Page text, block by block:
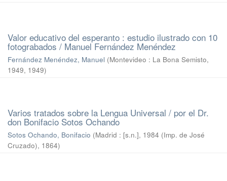
Valor educativo del esperanto : estudio ilustrado con 10
fotograbados / Manuel Fernández Menéndez
Fernández Menéndez, Manuel (Montevideo : La Bona Semisto,
1949, 1949)
Varios tratados sobre la Lengua Universal / por el Dr.
don Bonifacio Sotos Ochando
Sotos Ochando, Bonifacio (Madrid : [s.n.], 1984 (Imp. de José
Cruzado), 1864)